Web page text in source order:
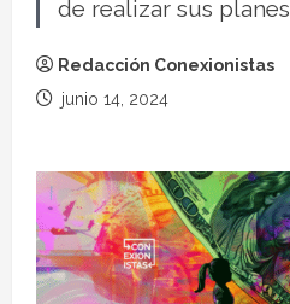
de realizar sus planes
Redacción Conexionistas
junio 14, 2024